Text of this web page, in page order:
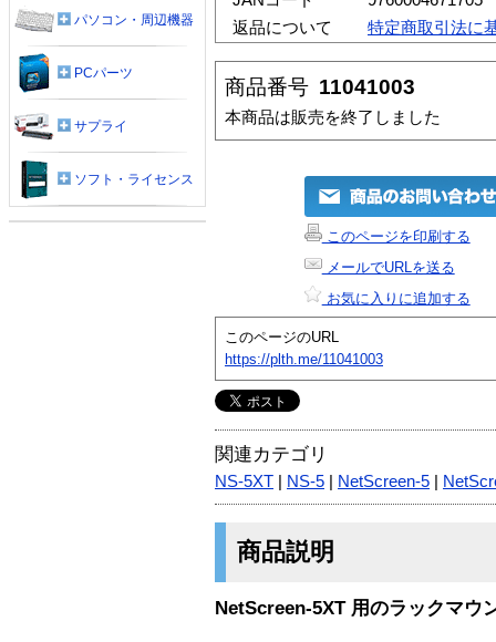
返品について
特定商取引法に
商品番号 11041003
本商品は販売を終了しました
このページを印刷する
メールでURLを送る
お気に入りに追加する
このページのURL
https://plth.me/11041003
関連カテゴリ
NS-5XT NS-5 NetScreen-5
商品説明
NetScreen-5XT 用のラックマウ
パソコン・周辺機器
PCパーツ
サプライ
ソフト・ライセンス